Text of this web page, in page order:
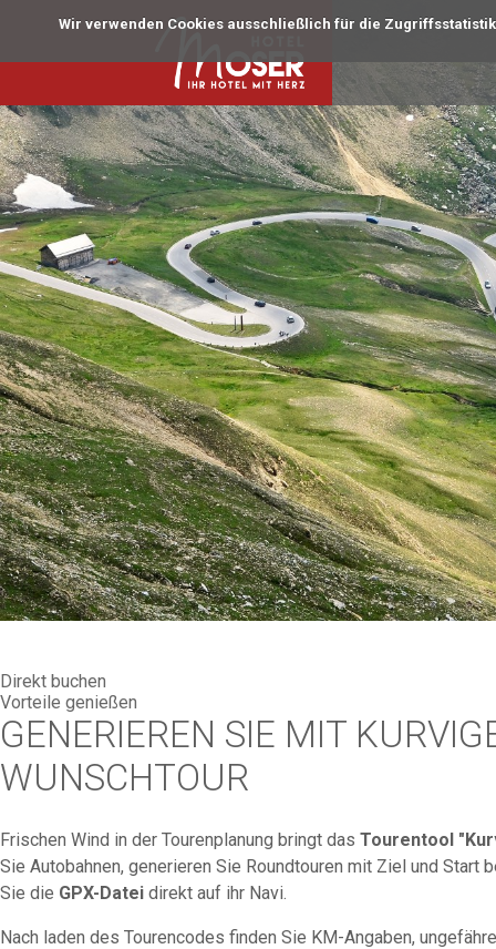
Wir verwenden Cookies ausschließlich für die
Direkt buchen
Vorteile genießen
GENERIEREN SIE MIT
WUNSCHTOUR
Frischen Wind in der Tourenplanung bringt das Tourentool
Sie Autobahnen, generieren Sie Roundtouren mit Ziel und
Sie die GPX-Datei direkt auf ihr Navi.
Nach laden des Tourencodes finden Sie KM-Angaben,